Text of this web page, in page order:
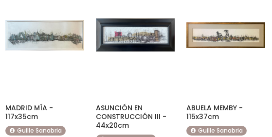
MADRID MÍA -
117x35cm
Guille Sanabria
ASUNCIÓN EN
CONSTRUCCIÓN III -
44x20cm
ABUELA MEMBY -
115x37cm
Guille Sanabria